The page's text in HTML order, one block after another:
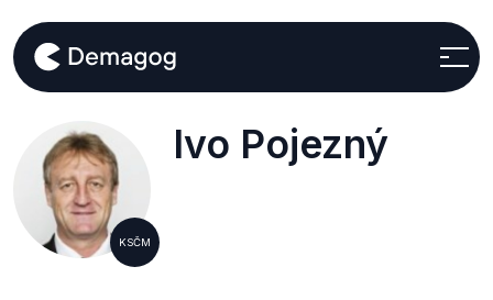
KSČM
Ivo Pojezný